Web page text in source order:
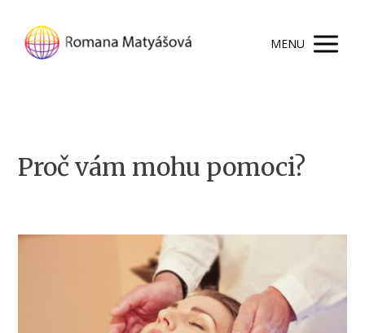
MENU
Proč vám mohu pomoci?